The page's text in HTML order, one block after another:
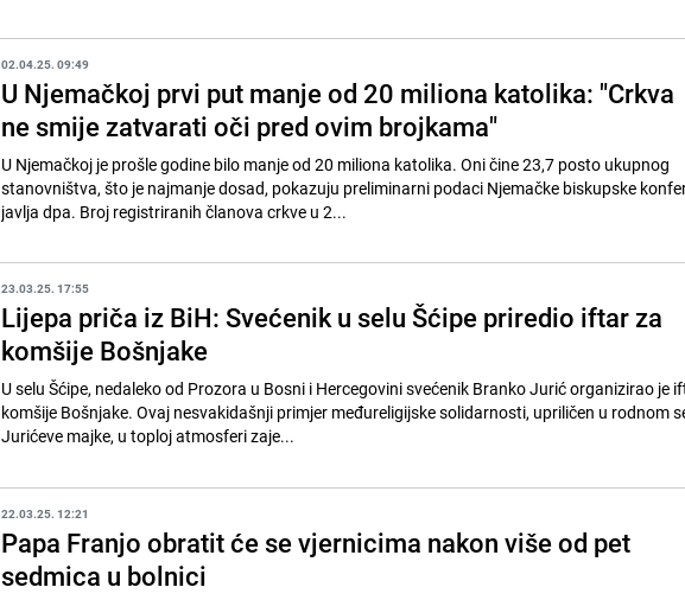
02.04.25. 09:49
U Njemačkoj prvi put manje od 20 miliona katolika: "Crkva
ne smije zatvarati oči pred ovim brojkama"
U Njemačkoj je prošle godine bilo manje od 20 miliona katolika. Oni čine 23,7 posto ukupnog
stanovništva, što je najmanje dosad, pokazuju preliminarni podaci Njemačke biskupske
javlja dpa. Broj registriranih članova crkve u 2...
23.03.25. 17:55
Lijepa priča iz BiH: Svećenik u selu Šćipe priredio iftar za
komšije Bošnjake
U selu Šćipe, nedaleko od Prozora u Bosni i Hercegovini svećenik Branko Jurić organizirao je
komšije Bošnjake. Ovaj nesvakidašnji primjer međureligijske solidarnosti, upriličen u rodnom
Jurićeve majke, u toploj atmosferi zaje...
22.03.25. 12:21
Papa Franjo obratit će se vjernicima nakon više od pet
sedmica u bolnici